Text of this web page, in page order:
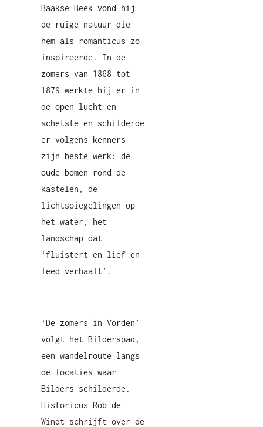
Baakse Beek vond hij
de ruige natuur die
hem als romanticus zo
inspireerde. In de
zomers van 1868 tot
1879 werkte hij er in
de open lucht en
schetste en schilderde
er volgens kenners
zijn beste werk: de
oude bomen rond de
kastelen, de
lichtspiegelingen op
het water, het
landschap dat
‘fluistert en lief en
leed verhaalt’.
‘De zomers in Vorden’
volgt het Bilderspad,
een wandelroute langs
de locaties waar
Bilders schilderde.
Historicus Rob de
Windt schrijft over de